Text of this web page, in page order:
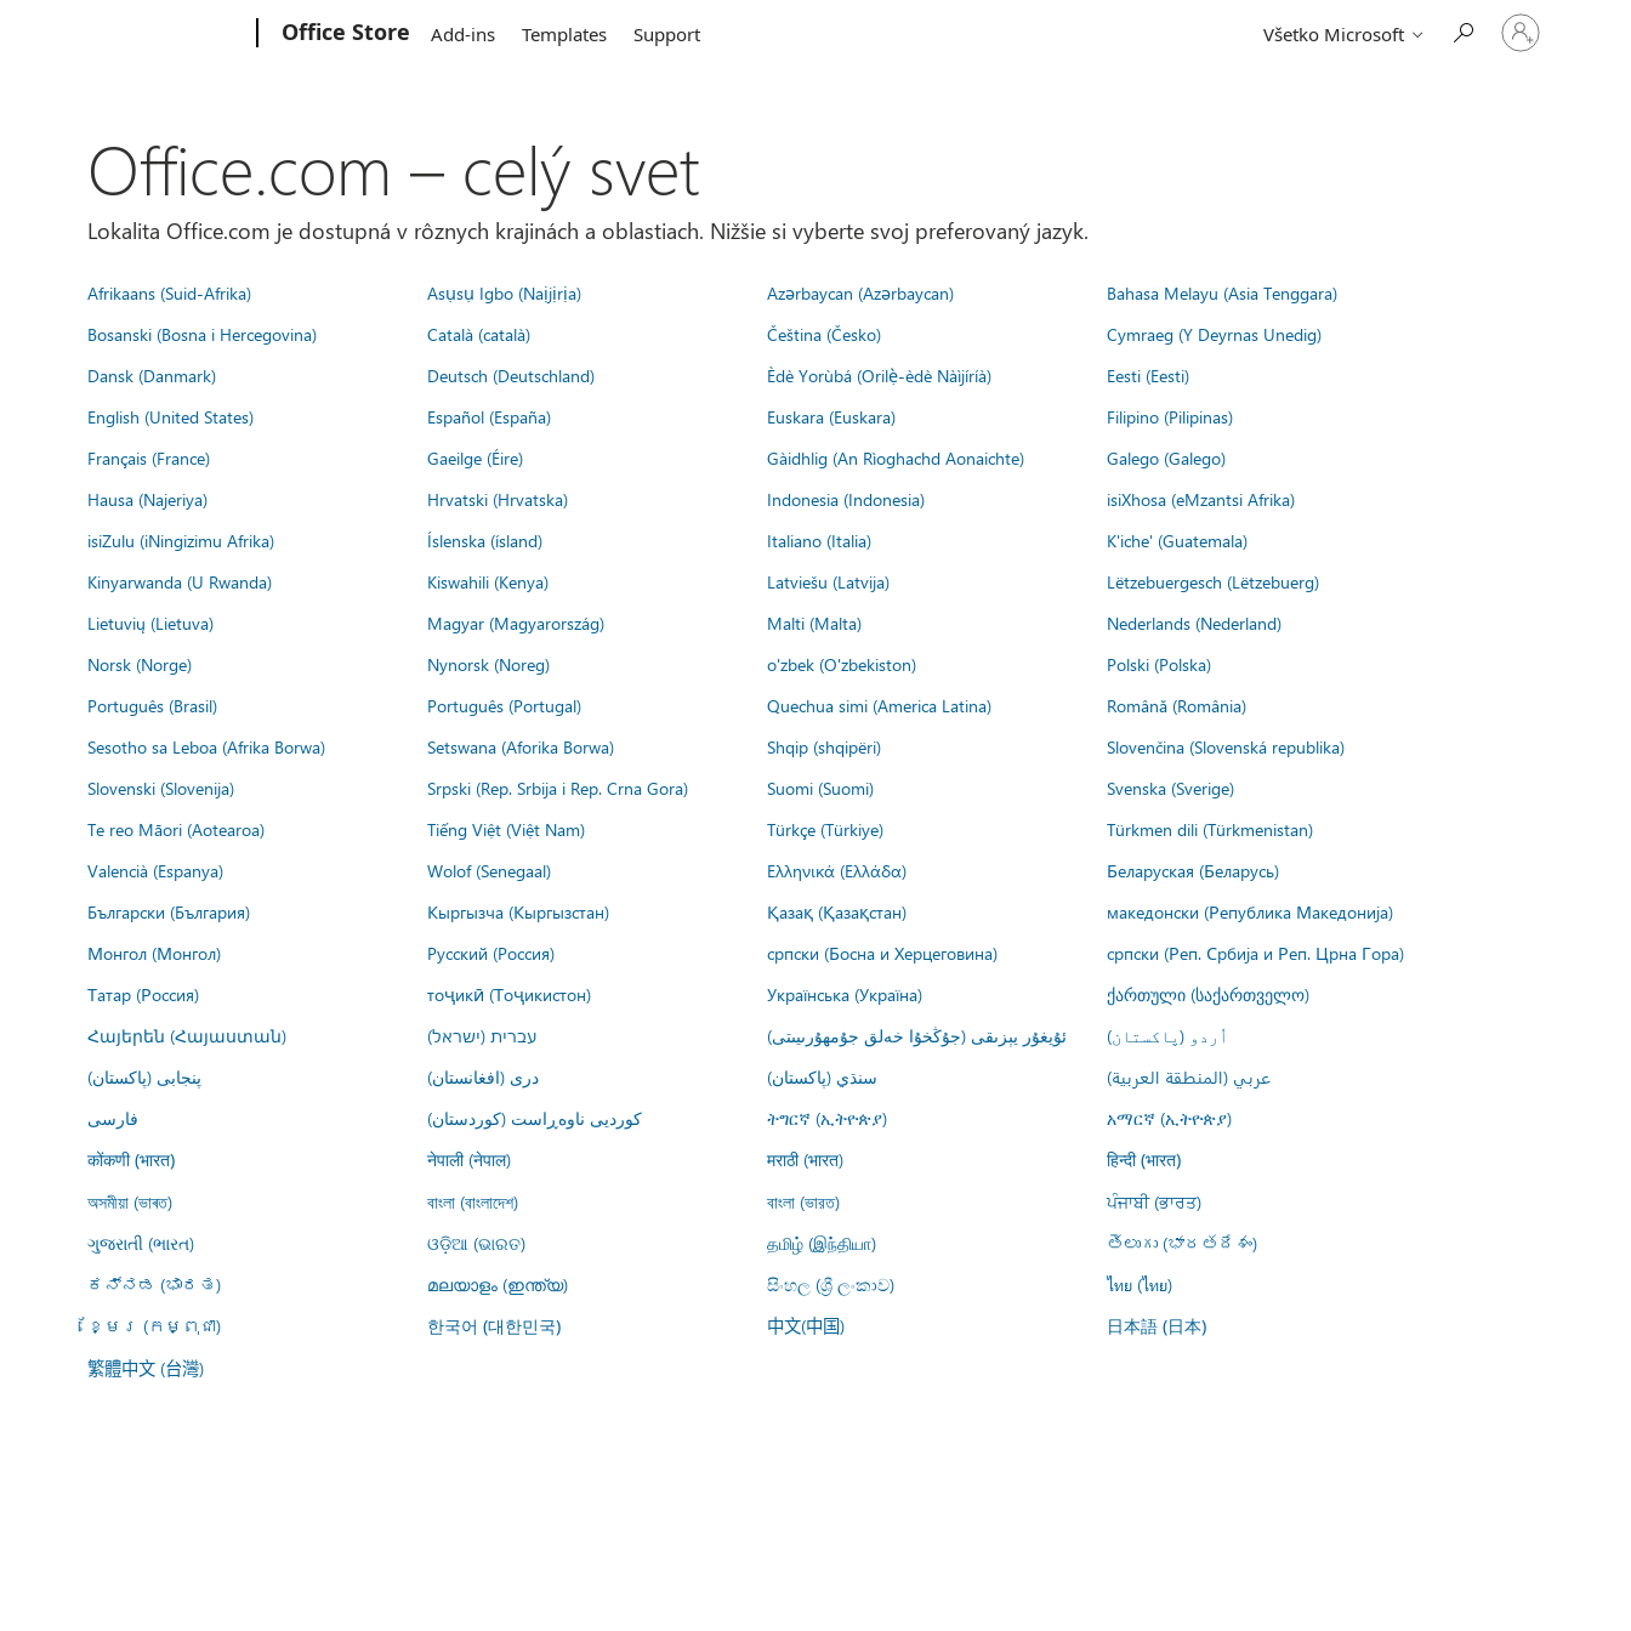
Office Store Add-ins Templates Support Všetko Microsoft
Prihláste
sa
Office.com – celý svet
Lokalita Office.com je dostupná v rôznych krajinách a oblastiach. Nižšie si vyberte svoj preferovaný jazyk.
Afrikaans (Suid-Afrika) Asụsụ Igbo (Naịjịrịa) Azərbaycan (Azərbaycan)
Bahasa Melayu (Asia Tenggara)
Bosanski (Bosna i Hercegovina)
Català (català) Čeština (Česko)
Cymraeg (Y Deyrnas Unedig)
Dansk (Danmark)
Deutsch (Deutschland) Èdè Yorùbá (Orilẹ̀-èdè Nàìjíríà)
Eesti (Eesti)
English (United States)
Español (España) Euskara (Euskara)
Filipino (Pilipinas)
Français (France)
Gaeilge (Éire) Gàidhlig (An Rìoghachd Aonaichte)
Galego (Galego)
Hausa (Najeriya)
Hrvatski (Hrvatska) Indonesia (Indonesia)
isiXhosa (eMzantsi Afrika)
isiZulu (iNingizimu Afrika)
Íslenska (ísland) Italiano (Italia)
K'iche' (Guatemala)
Kinyarwanda (U Rwanda)
Kiswahili (Kenya) Latviešu (Latvija)
Lëtzebuergesch (Lëtzebuerg)
Lietuvių (Lietuva)
Magyar (Magyarország) Malti (Malta)
Nederlands (Nederland)
Norsk (Norge)
Nynorsk (Noreg) o'zbek (O'zbekiston)
Polski (Polska)
Português (Brasil)
Português (Portugal) Quechua simi (America Latina)
Română (România)
Sesotho sa Leboa (Afrika Borwa)
Setswana (Aforika Borwa) Shqip (shqipëri)
Slovenčina (Slovenská republika)
Slovenski (Slovenija)
Srpski (Rep. Srbija i Rep. Crna Gora) Suomi (Suomi)
Svenska (Sverige)
Te reo Māori (Aotearoa)
Tiếng Việt (Việt Nam) Türkçe (Türkiye)
Türkmen dili (Türkmenistan)
Valencià (Espanya)
Wolof (Senegaal) Ελληνικά (Ελλάδα)
Беларуская (Беларусь)
Български (България)
Кыргызча (Кыргызстан) Қазақ (Қазақстан)
македонски (Република Македонија)
Монгол (Монгол)
Русский (Россия) српски (Босна и Херцеговина)
српски (Реп. Србија и Реп. Црна Гора)
Татар (Россия)
тоҷикӣ (Тоҷикистон) Українська (Україна)
ქართული (საქართველო)
Հայերեն (Հայաստան)
עברית (ישראל) ئۇيغۇر يېزىقى (جۇڭخۇا خەلق جۇمھۇرىيىتى)
اُردو (پاکستان)
پنجابی (پاکستان)
درى (افغانستان) سنڌي (پاکستان)
عربي (المنطقة العربية)
فارسى
کوردیی ناوەڕاست (کوردستان) ትግርኛ (ኢትዮጵያ) አማርኛ (ኢትዮጵያ)
कोंकणी (भारत) नेपाली (नेपाल) मराठी (भारत) हिन्दी (भारत)
অসমীয়া (ভাৰত) বাংলা (বাংলাদেশ) বাংলা (ভারত)
ਪੰਜਾਬੀ (ਭਾਰਤ)
ગુજરાતી (ભારત)
ଓଡ଼ିଆ (ଭାରତ) தமிழ் (இந்தியா)
తెలుగు (భారతదేశం)
ಕನ್ನಡ (ಭಾರತ)
മലയാളം (ഇന്ത്യ) සිංහල (ශ්‍රී ලංකාව)
ไทย (ไทย)
ខ្មែរ (កម្ពុជា)
한국어 (대한민국) 中文(中国) 日本語 (日本)
繁體中文 (台灣)